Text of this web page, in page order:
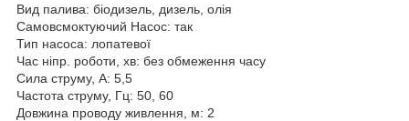
Вид палива: біодизель, дизель, олія
Самовсмоктуючий Насос: так
Тип насоса: лопатевої
Час ніпр. роботи, хв: без обмеження часу
Сила струму, А: 5,5
Частота струму, Гц: 50, 60
Довжина проводу живлення, м: 2